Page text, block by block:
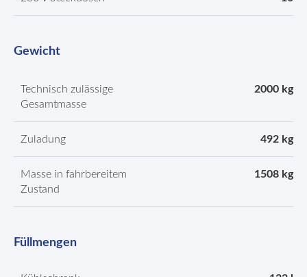
Gewicht
Technisch zulässige
Gesamtmasse
2000 kg
Zuladung 492 kg
Masse in fahrbereitem
Zustand
1508 kg
Füllmengen